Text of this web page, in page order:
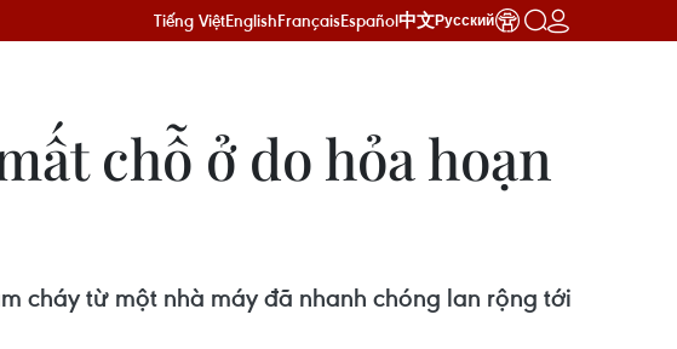
Tiếng ViệtEnglishFrançaisEspañol中文Русский
chỗ ở do hỏa hoạn
cháy từ một nhà máy đã nhanh chóng lan rộng tới